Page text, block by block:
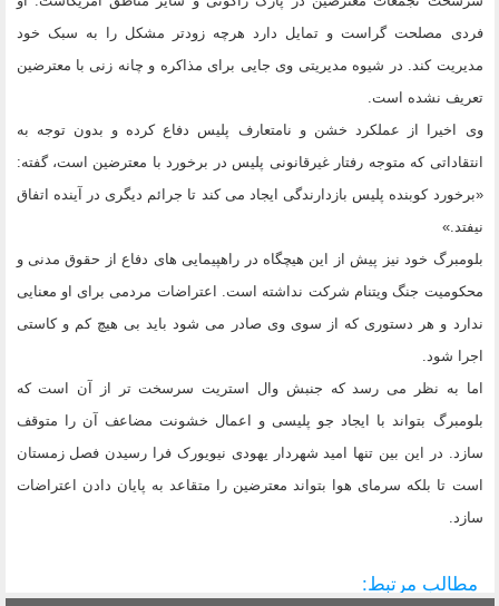
فردی مصلحت گراست و تمایل دارد هرچه زودتر مشکل را به سبک خود
مدیریت کند. در شیوه مدیریتی وی جایی برای مذاکره و چانه زنی با معترضین
تعریف نشده است.
وی اخیرا از عملکرد خشن و نامتعارف پلیس دفاع کرده و بدون توجه به
انتقاداتی که متوجه رفتار غیرقانونی پلیس در برخورد با معترضین است، گفته:
«برخورد کوبنده پلیس بازدارندگی ایجاد می کند تا جرائم دیگری در آینده اتفاق
نیفتد.»
بلومبرگ خود نیز پیش از این هیچگاه در راهپیمایی های دفاع از حقوق مدنی و
محکومیت جنگ ویتنام شرکت نداشته است. اعتراضات مردمی برای او معنایی
ندارد و هر دستوری که از سوی وی صادر می شود باید بی هیچ کم و کاستی
اجرا شود.
اما به نظر می رسد که جنبش وال استریت سرسخت تر از آن است که
بلومبرگ بتواند با ایجاد جو پلیسی و اعمال خشونت مضاعف آن را متوقف
سازد. در این بین تنها امید شهردار یهودی نیویورک فرا رسیدن فصل زمستان
است تا بلکه سرمای هوا بتواند معترضین را متقاعد به پایان دادن اعتراضات
سازد.
مطالب مرتبط: